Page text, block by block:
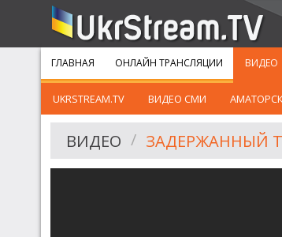
ГЛАВНАЯ ОНЛАЙН ТРАНСЛЯЦИИ ВИДЕО
UKRSTREAM.TV ВИДЕО СМИ
ВИДЕО ЗАДЕРЖАННЫЙ